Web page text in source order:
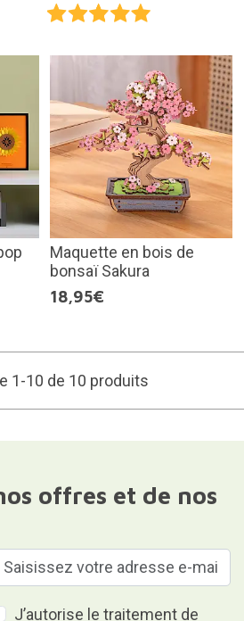
Maquette en bois de
bonsaï Sakura
18,95€
1-10 de 10 produits
offres et de nos
J’autorise le traitement de